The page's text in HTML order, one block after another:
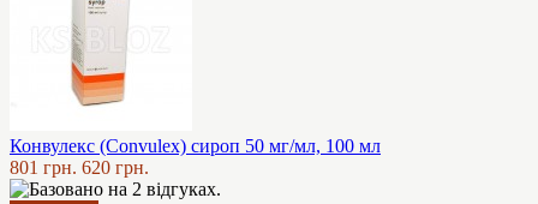
Конвулекс (Convulex) сироп 50 мг/мл, 100 мл
801 грн. 620 грн.